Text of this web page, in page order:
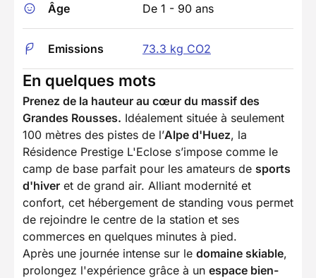
Âge De 1 - 90 ans
Emissions 73.3 kg CO2
En quelques mots
Prenez de la hauteur au cœur du massif des
Grandes Rousses. Idéalement située à seulement
100 mètres des pistes de l’Alpe d'Huez, la
Résidence Prestige L'Eclose s’impose comme le
camp de base parfait pour les amateurs de sports
d'hiver et de grand air. Alliant modernité et
confort, cet hébergement de standing vous permet
de rejoindre le centre de la station et ses
commerces en quelques minutes à pied.
Après une journée intense sur le domaine skiable,
prolongez l'expérience grâce à un espace bien-